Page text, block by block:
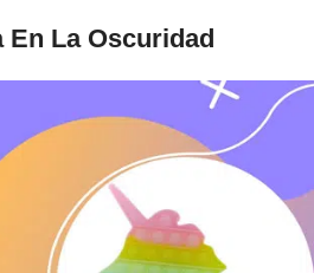
En La Oscuridad